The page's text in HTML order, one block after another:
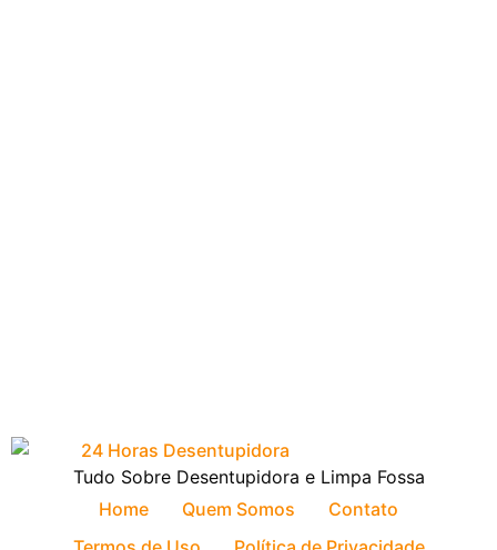
Tudo Sobre Desentupidora e Limpa Fossa
Home
Quem Somos
Contato